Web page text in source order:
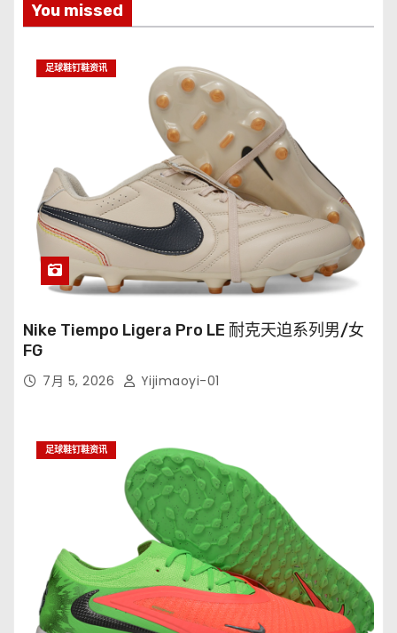
You missed
足球鞋钉鞋资讯
Nike Tiempo Ligera Pro LE 耐克天迫系列男/女
FG
7月 5, 2026 Yijimaoyi-01
足球鞋钉鞋资讯